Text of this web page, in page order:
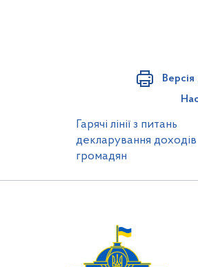
Гарячі лінії з питань
декларування доходів
громадян